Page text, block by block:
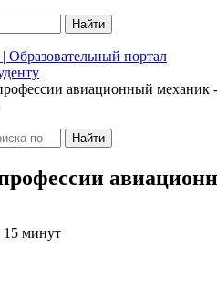
Найти
Образовательный портал
авиационный механик
Найти
15 минут